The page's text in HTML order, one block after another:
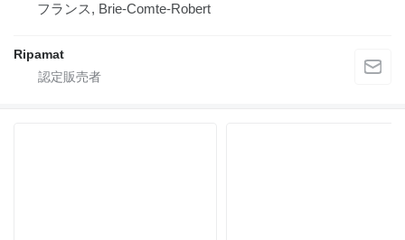
フランス, Brie-Comte-Robert
Ripamat